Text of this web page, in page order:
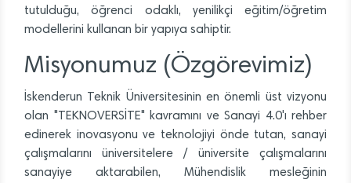
tutulduğu, öğrenci odaklı, yenilikçi eğitim/öğretim
modellerini kullanan bir yapıya sahiptir.
Misyonumuz (Özgörevimiz)
İskenderun Teknik Üniversitesinin en önemli üst vizyonu
olan "TEKNOVERSİTE" kavramını ve Sanayi 4.0'ı rehber
edinerek inovasyonu ve teknolojiyi önde tutan, sanayi
çalışmalarını üniversitelere / üniversite çalışmalarını
sanayiye aktarabilen, Mühendislik mesleğinin